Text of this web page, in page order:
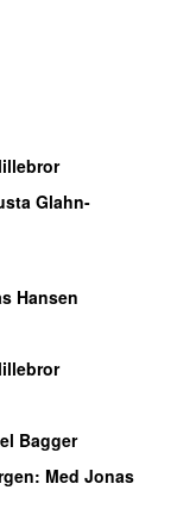
Glahn-
Hansen
Bagger
: Med Jonas